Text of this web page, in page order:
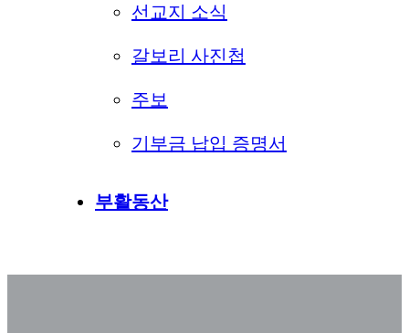
선교지 소식
갈보리 사진첩
주보
기부금 납입 증명서
부활동산